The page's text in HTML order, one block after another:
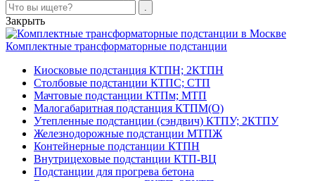
Закрыть
Комплектные трансформаторные подстанции
Киосковые подстанция КТПН; 2КТПН
Столбовые подстанции КТПС; СТП
Мачтовые подстанции КТПм; МТП
Малогабаритная подстанция КТПМ(О)
Утепленные подстанции (сэндвич) КТПУ; 2КТПУ
Железнодорожные подстанции МТПЖ
Контейнерные подстанции КТПН
Внутрицеховые подстанции КТП-ВЦ
Подстанции для прогрева бетона